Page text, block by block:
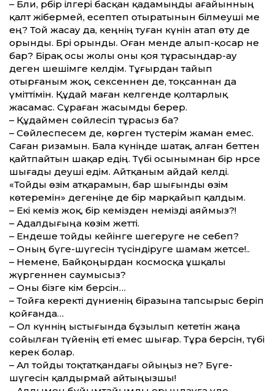
– Бәли, әрбір ілгері басқан қадамыңды ағайын­ның
қалт жібермей, есептеп отыратынын білмеуші ме
ең? Той жасау да, әкеңнің туған күнін атап өту де
орынды. Бәрі орынды. Оған менде алып-қосар не
бар? Бірақ осы жолы оны қоя тұрасыңдар-ау
деген шешімге келдім. Тұғырдан тайып
отырғаным жоқ, сексеннен де, тоқсаннан да
үміттімін. Құдай маған келгенде қолтарлық
жасамас. Сұраған жасымды берер.
– Құдаймен сөйлесіп тұрасыз ба?
– Сөйлеспесем де, көрген түстерім жаман емес.
Саған ризамын. Бала күніңде шатақ, алған беттен
қайтпайтын шақар едің. Түбі осынымнан бір нәрсе
шығады деуші едім. Айт­қаным айдай келді.
«Тойды өзім атқарамын, бар шығынды өзім
көтеремін» дегеніңе де бір марқайып қалдым.
– Екі әкеміз жоқ, бір әкемізден немізді аяймыз?!
– Адалдығыңа көзім жетті.
– Ендеше тойды кейінге шегеруге не себеп?
– Оның бүге-шүгесін түсіндіруге шамам жетсе!..
– Немене, Байқоңырдан космосқа ұшқалы
жүргеннен саумысыз?
– Оны бізге кім берсін…
– Тойға керекті дүниенің біразына тапсырыс беріп
қойғанда…
– Ол күннің ыстығында бұзылып кететін жаңа
сойылған түйенің еті емес шығар. Тұра берсін, түбі
керек болар.
– Ал тойды тоқтатқандағы ойыңыз не? Бүге-
шүгесін қалдырмай айтыңызшы!